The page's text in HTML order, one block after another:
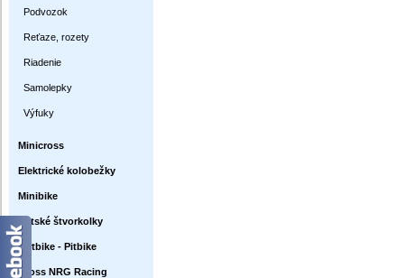
Podvozok
Reťaze, rozety
Riadenie
Samolepky
Výfuky
Minicross
Elektrické kolobežky
Minibike
Detské štvorkolky
Dirtbike - Pitbike
Cross NRG Racing